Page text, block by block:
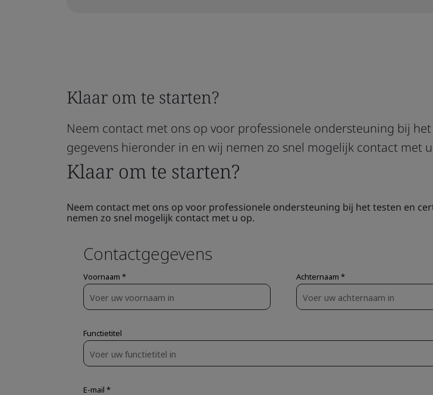
Klaar om te starten?
Neem contact met ons op voor professionele ondersteuning bij
gegevens hieronder in en wij nemen zo snel mogelijk contact met
Klaar om te starten?
Neem contact met ons op voor professionele ondersteuning bij het testen en
nemen zo snel mogelijk contact met u op.